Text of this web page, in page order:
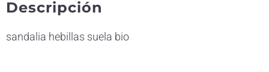
n
t
Descripción
sandalia hebillas suela bio